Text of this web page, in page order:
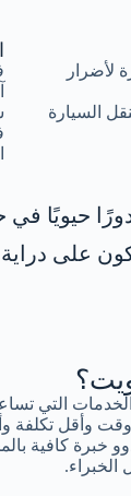
لأضرار
السيارة
حيويًا في
على
التي
وأقل تكلفة
خبرة كافية